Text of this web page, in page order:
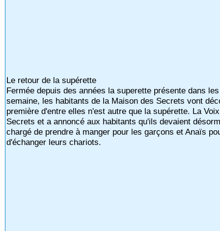
Le retour de la supérette
Fermée depuis des années la superette présente dans
semaine, les habitants de la Maison des Secrets vont
première d'entre elles n'est autre que la supérette. La
Secrets et a annoncé aux habitants qu'ils devaient
chargé de prendre à manger pour les garçons et Anaïs
d'échanger leurs chariots.